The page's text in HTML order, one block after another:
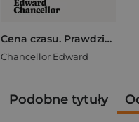
Cena czasu. Prawdziwa historia odsetek
Chancellor Edward
Podobne tytuły